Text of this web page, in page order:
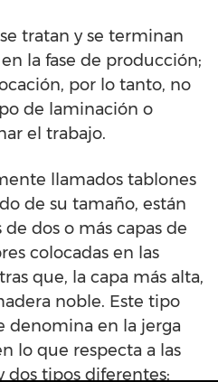
tratan y se terminan
la fase de producción;
por lo tanto, no
de laminación o
el trabajo.
llamados tablones
de su tamaño, están
dos o más capas de
colocadas en las
que, la capa más alta,
noble. Este tipo
denomina en la jerga
lo que respecta a las
dos tipos diferentes: